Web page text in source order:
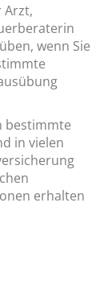
Arzt,
wenn Sie
bestimmte
in vielen
erhalten